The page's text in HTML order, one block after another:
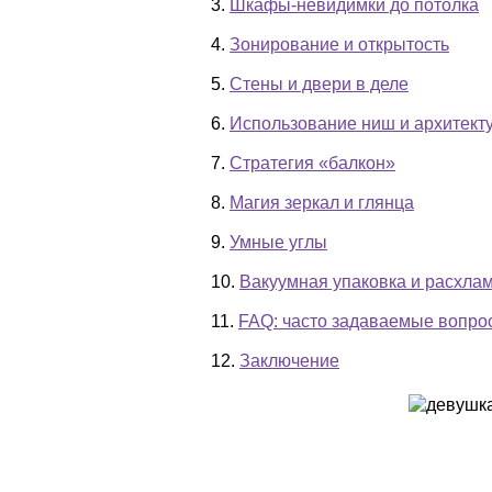
3. Шкафы-невидимки до потолка
4. Зонирование и открытость
5. Стены и двери в деле
6. Использование ниш и
7. Стратегия «балкон»
8. Магия зеркал и глянца
9. Умные углы
10. Вакуумная упаковка и
11. FAQ: часто задаваемые
12. Заключение